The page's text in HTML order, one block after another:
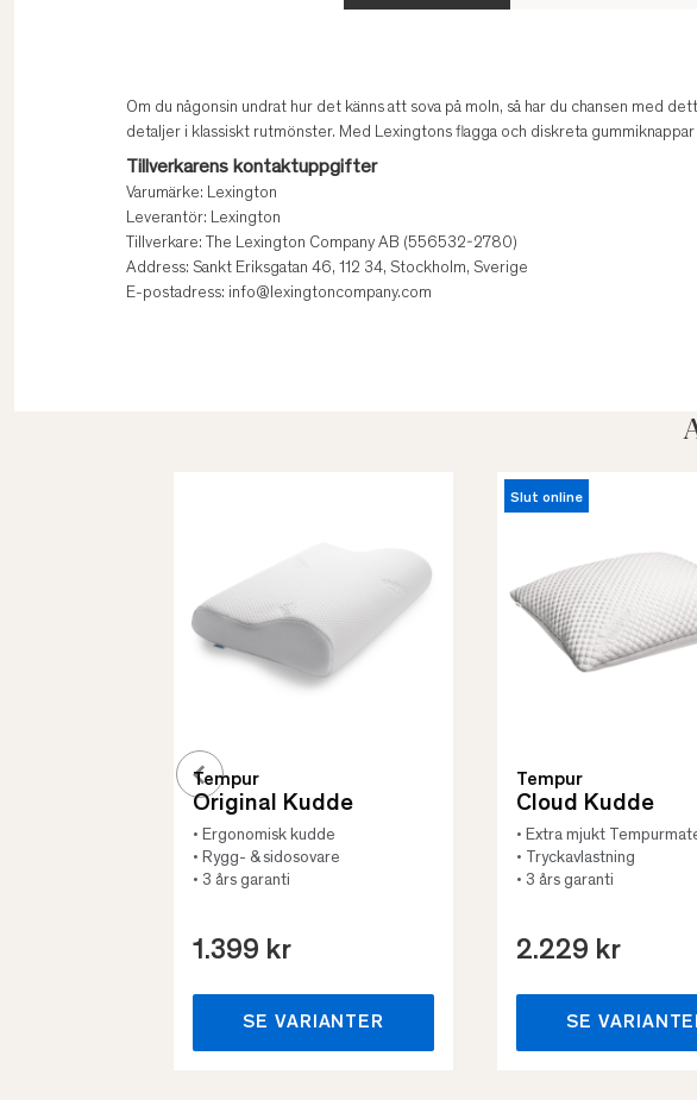
Om du någonsin undrat hur det känns att sova på moln, så har du chansen med
detaljer i klassiskt rutmönster. Med Lexingtons flagga och diskreta
Tillverkarens kontaktuppgifter
Varumärke: Lexington
Leverantör: Lexington
Tillverkare: The Lexington Company AB (556532-2780)
Address: Sankt Eriksgatan 46, 112 34, Stockholm, Sverige
E-postadress: info@lexingtoncompany.com
Tempur
Original Kudde
• Ergonomisk kudde
• Rygg- & sidosovare
• 3 års garanti
1.399 kr
SE VARIANTER
Slut online
Tempur
Cloud Kudde
• Extra mjukt
• Tryckavlastning
• 3 års garanti
2.229 kr
SE